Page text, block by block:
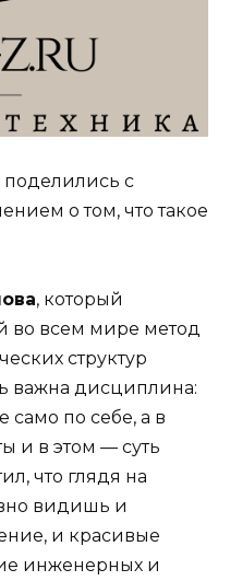
поделились с
о том, что такое
, который
во всем мире метод
структур
важна дисциплина:
само по себе, а в
и в этом — суть
что глядя на
видишь и
и красивые
инженерных и